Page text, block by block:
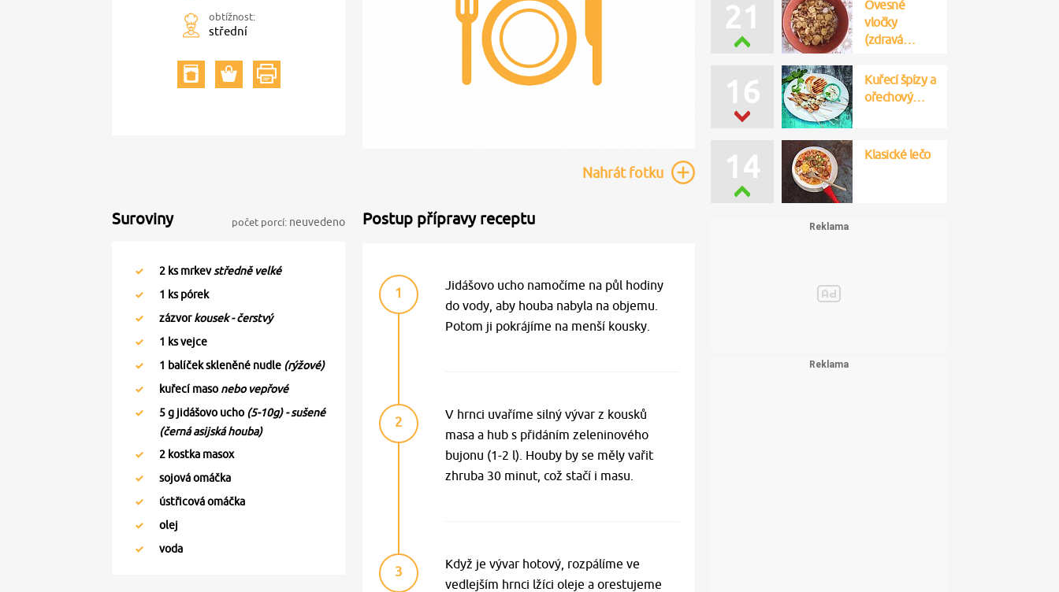
obtížnost:
střední
Nahrátfotku
Suroviny počet porcí: neuvedeno
2 ks mrkevstředně velké
1 ks pórek
zázvorkousek - čerstvý
1 ks vejce
1 balíček skleněné nudle (rýžové)
kuřecí maso nebo vepřové
5g jidášovo ucho (5-10g) - sušené
(černá asijská houba)
2 kostka masox
sojová omáčka
ústřicová omáčka
olej
voda
Postup přípravy receptu
1
Jidášovo ucho namočíme na půl hodiny
do vody, aby houba nabyla na objemu.
Potom ji pokrájíme na menší kousky.
2
V hrnci uvaříme silný vývar z kousků
masa a hub s přidáním zeleninového
bujonu (1-2 l). Houby by se měly vařit
zhruba 30 minut, což stačí i masu.
3
Když je vývar hotový, rozpálíme ve
vedlejším hrnci lžíci oleje a orestujeme
17
Kuřecí špízy a
ořechový…
12 Klasické lečo
22
Ovesné
vločky
(zdravá…